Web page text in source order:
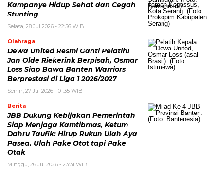
Kampanye Hidup Sehat dan Cegah
Stunting
Selasa, 28 Jul 2026 - 22:56 WIB
Olahraga
Dewa United Resmi Ganti Pelatih!
Jan Olde Riekerink Berpisah, Osmar
Loss Siap Bawa Banten Warriors
Berprestasi di Liga 1 2026/2027
Senin, 27 Jul 2026 - 01:35 WIB
Berita
JBB Dukung Kebijakan Pemerintah
Siap Menjaga Kamtibmas, Ketum
Dahru Taufik: Hirup Rukun Ulah Aya
Pasea, Ulah Pake Otot tapi Pake
Otak
Minggu, 26 Jul 2026 - 23:31 WIB